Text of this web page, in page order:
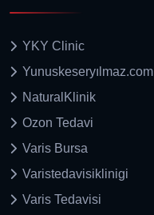
YKY Clinic
Yunuskeseryılmaz.com
NaturalKlinik
Ozon Tedavi
Varis Bursa
Varistedavisiklinigi
Varis Tedavisi